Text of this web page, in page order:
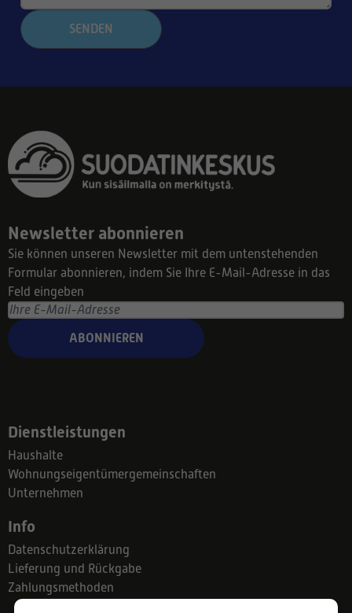
SENDEN
Newsletter abonnieren
Sie können unseren Newsletter mit dem untenstehenden
Formular abonnieren, indem Sie Ihre E-Mail-Adresse in das
Feld eingeben
ABONNIEREN
Dienstleistungen
Haushalte
Wohnungseigentümergemeinschaften
Unternehmen
Info
Datenschutzerklärung
Lieferung und Rückgabe
Zahlungsmethoden